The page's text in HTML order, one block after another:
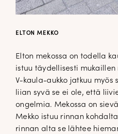
ELTON MEKKO
Elton mekossa on todella
istuu täydellisesti
V-kaula-aukko jatkuu myös
liian syvä se ei ole, että
ongelmia. Mekossa on
Mekko istuu rinnan
rinnan alta se lähtee